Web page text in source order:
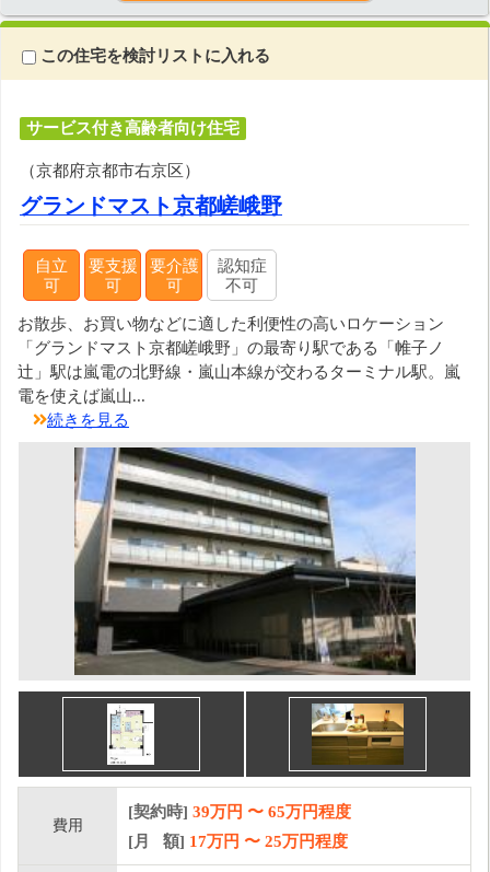
この住宅を検討リストに入れる
サービス付き高齢者向け住宅
（京都府京都市右京区）
グランドマスト京都嵯峨野
自立
可
要支援
可
要介護
可
認知症
不可
お散歩、お買い物などに適した利便性の高いロケーション
「グランドマスト京都嵯峨野」の最寄り駅である「帷子ノ
辻」駅は嵐電の北野線・嵐山本線が交わるターミナル駅。嵐
電を使えば嵐山...
続きを見る
費用
[契約時] 39万円 〜 65万円程度
[月 額] 17万円 〜 25万円程度